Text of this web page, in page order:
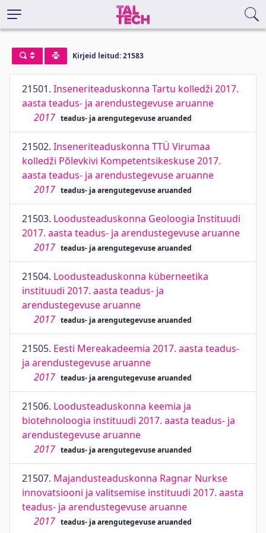
Kirjeid leitud: 21583
21501. Inseneriteaduskonna Tartu kolledži 2017.
aasta teadus- ja arendustegevuse aruanne
2017 teadus- ja arengutegevuse aruanded
21502. Inseneriteaduskonna TTÜ Virumaa
kolledži Põlevkivi Kompetentsikeskuse 2017.
aasta teadus- ja arendustegevuse aruanne
2017 teadus- ja arengutegevuse aruanded
21503. Loodusteaduskonna Geoloogia Instituudi
2017. aasta teadus- ja arendustegevuse aruanne
2017 teadus- ja arengutegevuse aruanded
21504. Loodusteaduskonna küberneetika
instituudi 2017. aasta teadus- ja
arendustegevuse aruanne
2017 teadus- ja arengutegevuse aruanded
21505. Eesti Mereakadeemia 2017. aasta teadus-
ja arendustegevuse aruanne
2017 teadus- ja arengutegevuse aruanded
21506. Loodusteaduskonna keemia ja
biotehnoloogia instituudi 2017. aasta teadus- ja
arendustegevuse aruanne
2017 teadus- ja arengutegevuse aruanded
21507. Majandusteaduskonna Ragnar Nurkse
innovatsiooni ja valitsemise instituudi 2017. aasta
teadus- ja arendustegevuse aruanne
2017 teadus- ja arengutegevuse aruanded